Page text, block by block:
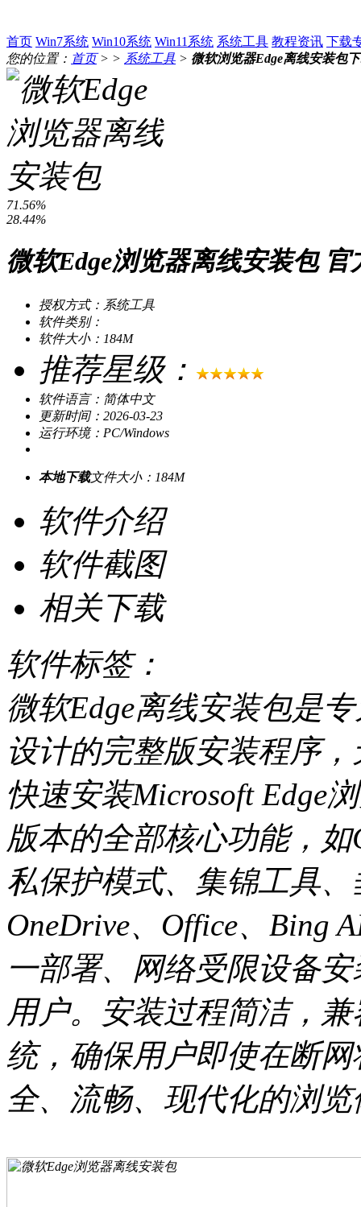
首页 Win7系统 Win10系统 Win11系统 系统工具 教程资讯 下载
您的位置： 首页> > 系统工具 > 微软浏览器Edge离线安装包
71.56%
28.44%
微软Edge浏览器离线安装包 官
授权方式：系统工具
软件类别：
软件大小：184M
推荐星级：
软件语言：简体中文
更新时间：2026-03-23
运行环境：PC/Windows
本地下载文件大小：184M
软件介绍
软件截图
相关下载
软件标签：
微软Edge离线安装包是
设计的完整版安装程序
快速安装Microsoft Edge
版本的全部核心功能，
私保护模式、集锦工具
OneDrive、Office、Bing
一部署、网络受限设备
用户。安装过程简洁，兼
统，确保用户即使在断
全、流畅、现代化的浏